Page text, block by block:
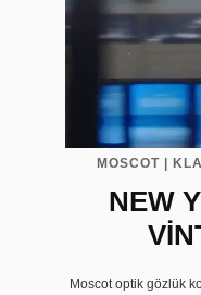
MOSCOT |
NEW
Moscot optik gözlük